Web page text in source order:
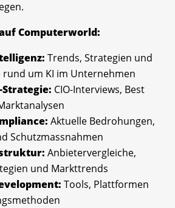
Computerworld:
Trends, Strategien und
rund um KI im Unternehmen
Strategie: CIO-Interviews, Best
Aktuelle Bedrohungen,
Schutzmassnahmen
Anbietervergleiche,
und Markttrends
Tools, Plattformen